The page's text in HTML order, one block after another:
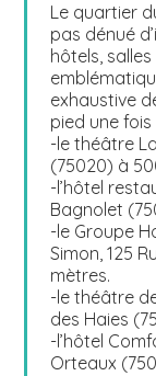
Le quartier
pas dénué
hôtels,
exhaustive
pied une
-le théâtre
(75020) à
-l’hôtel
Bagnolet
-le Groupe
Simon, 125
mètres.
-le théâtre
des Haies
-l’hôtel
Orteaux